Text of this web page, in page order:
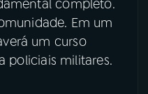
completo.
Em um
um curso
policiais militares.